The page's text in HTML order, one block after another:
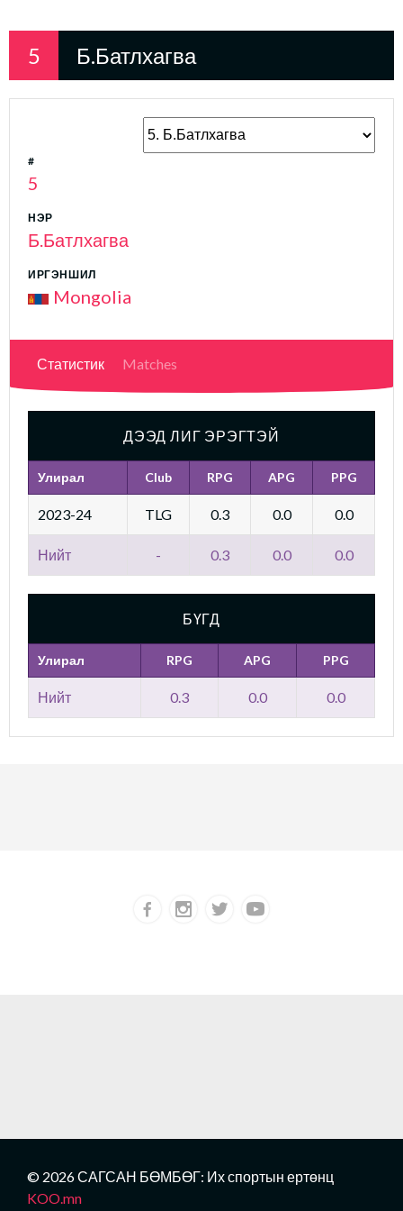
5 Б.Батлхагва
#
5
НЭР
Б.Батлхагва
ИРГЭНШИЛ
Mongolia
Статистик Matches
ДЭЭД ЛИГ ЭРЭГТЭЙ
Улирал Club RPG APG PPG
2023-24 TLG 0.3 0.0 0.0
Нийт - 0.3 0.0 0.0
БҮГД
Улирал RPG APG PPG
Нийт 0.3 0.0 0.0
© 2026 САГСАН БӨМБӨГ: Их спортын ертөнц
KOO.mn